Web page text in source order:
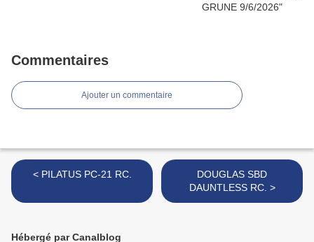
Commentaires
Ajouter un commentaire
< PILATUS PC-21 RC.
DOUGLAS SBD
DAUNTLESS RC. >
Hébergé par Canalblog